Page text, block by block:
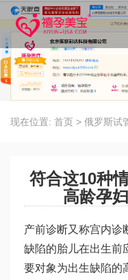
现在位置: 首页 > 俄罗斯试
符合这10种
高龄孕
产前诊断又称宫内诊
缺陷的胎儿在出生前
要对象为出生缺陷的